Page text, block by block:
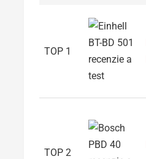
TOP 1
TOP 2